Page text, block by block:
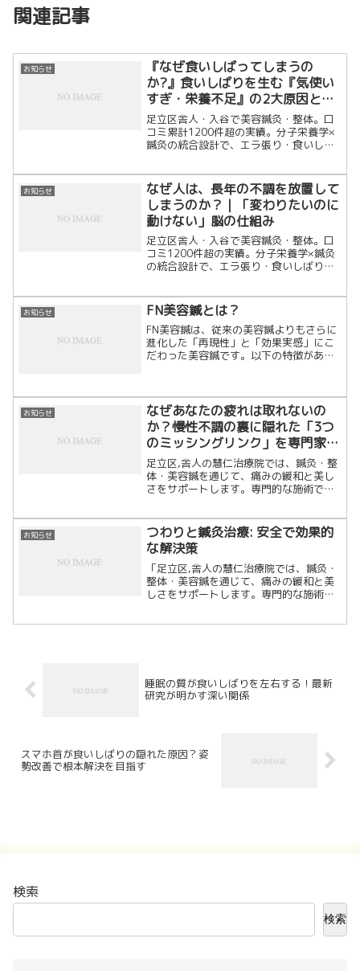
関連記事
お知らせ
『なぜ食いしばってしまうの
か?』食いしばりを生む『気使い
すぎ・栄養不足』の2大原因と当
院のアプローチ
足立区舎人・入谷で美容鍼灸・整体。口
コミ累計1200件超の実績。分子栄養学×
鍼灸の統合設計で、エラ張り・食いしば
善します。「戻らない変化」を求める大
人のための隠れ家治療院です。
お知らせ
なぜ人は、長年の不調を放置して
しまうのか？｜「変わりたいのに
動けない」脳の仕組み
足立区舎人・入谷で美容鍼灸・整体。口
コミ1200件超の実績。分子栄養学×鍼灸
の統合設計で、エラ張り・食いしばり・
ための隠れ家治療院です。
お知らせ FN美容鍼とは？
FN美容鍼は、従来の美容鍼よりもさらに
進化した「再現性」と「効果実感」にこ
だわった美容鍼です。以下の特徴があり
全体の筋膜リリースを目的とした刺鍼を
行います。フェイスライ...
お知らせ
なぜあなたの疲れは取れないの
か？慢性不調の裏に隠れた「3つ
のミッシングリンク」を専門家が
解説
足立区,舎人の慧仁治療院では、鍼灸・整
体・美容鍼を通じて、痛みの緩和と美し
さをサポートします。専門的な施術で根
お知らせ
つわりと鍼灸治療: 安全で効果的
な解決策
「足立区,舎人の慧仁治療院では、鍼灸・
整体・美容鍼を通じて、痛みの緩和と美
しさをサポートします。専門的な施術で
睡眠の質が食いしばりを左右する！最新
研究が明かす深い関係
スマホ首が食いしばりの隠れた原因？姿
勢改善で根本解決を目指す
検索
検索